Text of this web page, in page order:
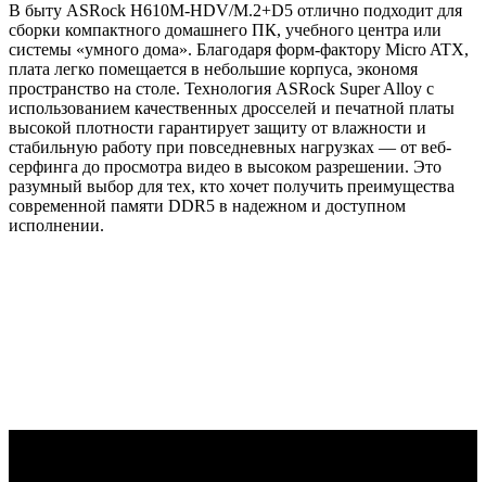
В быту ASRock H610M-HDV/M.2+D5 отлично подходит для
сборки компактного домашнего ПК, учебного центра или
системы «умного дома». Благодаря форм-фактору Micro ATX,
плата легко помещается в небольшие корпуса, экономя
пространство на столе. Технология ASRock Super Alloy с
использованием качественных дросселей и печатной платы
высокой плотности гарантирует защиту от влажности и
стабильную работу при повседневных нагрузках — от веб-
серфинга до просмотра видео в высоком разрешении. Это
разумный выбор для тех, кто хочет получить преимущества
современной памяти DDR5 в надежном и доступном
исполнении.